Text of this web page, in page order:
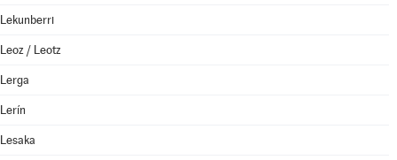
Lekunberri
Leoz / Leotz
Lerga
Lerín
Lesaka